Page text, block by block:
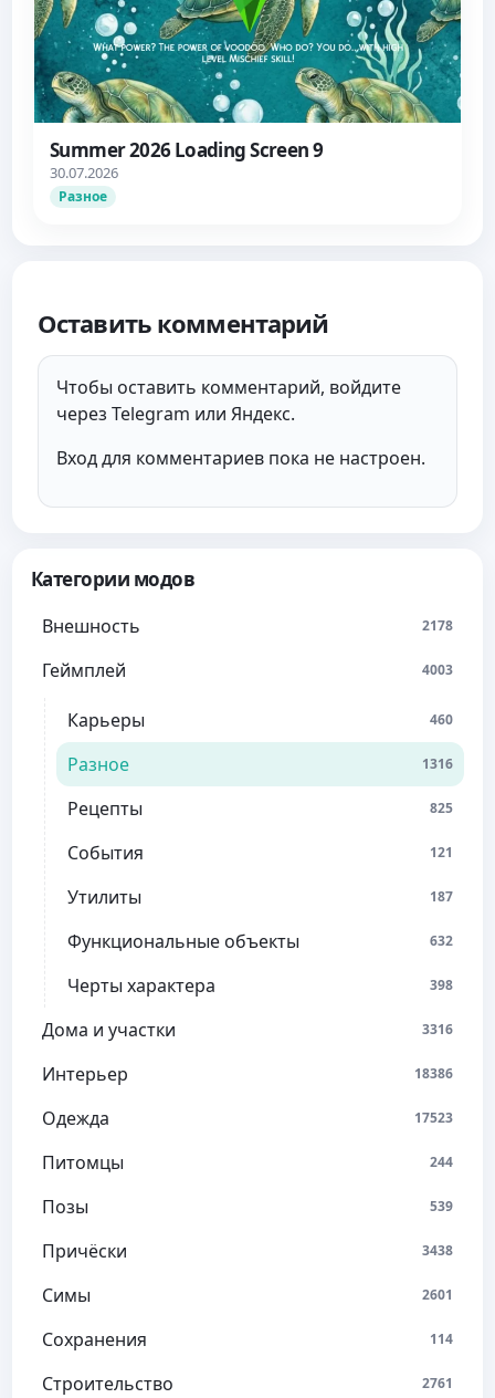
Категории модов
Внешность 2178
Геймплей 4003
Карьеры 460
Разное 1316
Рецепты 825
События 121
Утилиты 187
Функциональные объекты 632
Черты характера 398
Дома и участки 3316
Интерьер 18386
Одежда 17523
Питомцы 244
Позы 539
Причёски 3438
Симы 2601
Сохранения 114
Строительство 2761
Summer 2026 Loading Screen 9
30.07.2026
Разное
Оставить комментарий
Чтобы оставить комментарий, войдите
через Telegram или Яндекс.
Вход для комментариев пока не настроен.